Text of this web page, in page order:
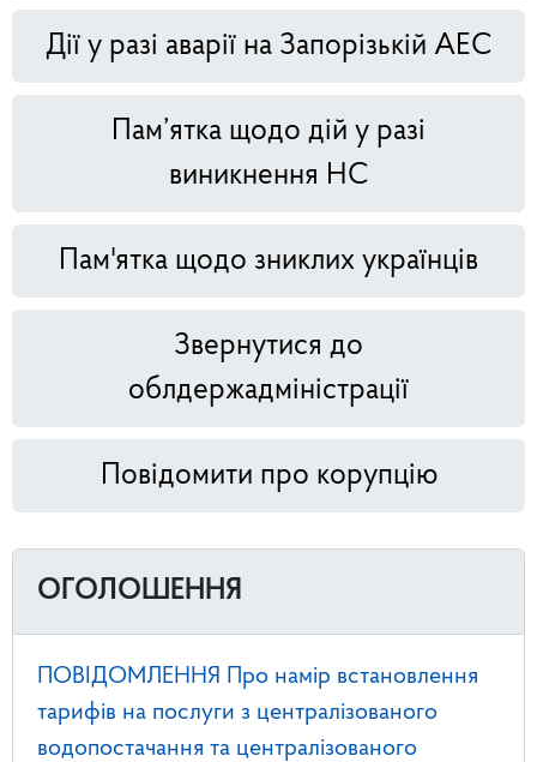
Дії у разі аварії на Запорізькій АЕС
Пам’ятка щодо дій у разі
виникнення НС
Пам'ятка щодо зниклих українців
Звернутися до
облдержадміністрації
Повідомити про корупцію
ОГОЛОШЕННЯ
ПОВІДОМЛЕННЯ Про намір встановлення
тарифів на послуги з централізованого
водопостачання та централізованого